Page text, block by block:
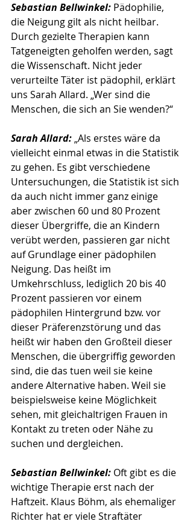
Sebastian Bellwinkel: Pädophilie,
die Neigung gilt als nicht heilbar.
Durch gezielte Therapien kann
Tatgeneigten geholfen werden, sagt
die Wissenschaft. Nicht jeder
verurteilte Täter ist pädophil, erklärt
uns Sarah Allard. „Wer sind die
Menschen, die sich an Sie wenden?“
Sarah Allard: „Als erstes wäre da
vielleicht einmal etwas in die Statistik
zu gehen. Es gibt verschiedene
Untersuchungen, die Statistik ist sich
da auch nicht immer ganz einige
aber zwischen 60 und 80 Prozent
dieser Übergriffe, die an Kindern
verübt werden, passieren gar nicht
auf Grundlage einer pädophilen
Neigung. Das heißt im
Umkehrschluss, lediglich 20 bis 40
Prozent passieren vor einem
pädophilen Hintergrund bzw. vor
dieser Präferenzstörung und das
heißt wir haben den Großteil dieser
Menschen, die übergriffig geworden
sind, die das tuen weil sie keine
andere Alternative haben. Weil sie
beispielsweise keine Möglichkeit
sehen, mit gleichaltrigen Frauen in
Kontakt zu treten oder Nähe zu
suchen und dergleichen.
Sebastian Bellwinkel: Oft gibt es die
wichtige Therapie erst nach der
Haftzeit. Klaus Böhm, als ehemaliger
Richter hat er viele Straftäter